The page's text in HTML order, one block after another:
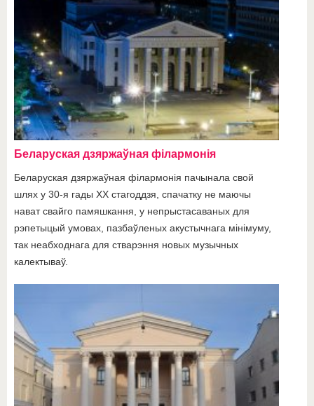
Беларуская дзяржаўная філармонія
Беларуская дзяржаўная філармонія пачынала свой
шлях у 30-я гады ХХ стагоддзя, спачатку не маючы
нават свайго памяшкання, у непрыстасаваных для
рэпетыцый умовах, пазбаўленых акустычнага мінімуму,
так неабходнага для стварэння новых музычных
калектываў.